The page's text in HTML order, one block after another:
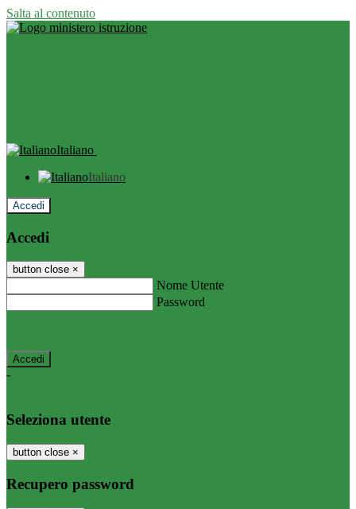
Salta al contenuto
Italiano
Italiano
Accedi
Accedi
button close ×
Nome Utente
Password
-
Seleziona utente
button close ×
Recupero password